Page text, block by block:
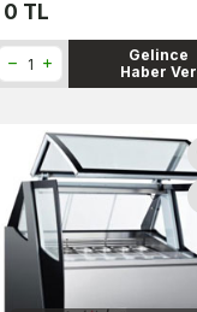
0 TL
Gelince
Haber Ver